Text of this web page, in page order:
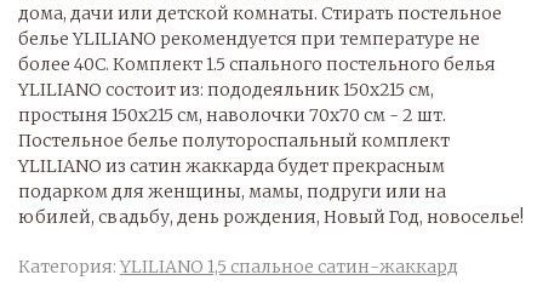
дома, дачи или детской комнаты. Стирать постельное
белье YLILIANO рекомендуется при температуре не
более 40С. Комплект 1.5 спального постельного белья
YLILIANO состоит из: пододеяльник 150х215 см,
простыня 150х215 см, наволочки 70х70 см - 2 шт.
Постельное белье полутороспальный комплект
YLILIANO из сатин жаккарда будет прекрасным
подарком для женщины, мамы, подруги или на
юбилей, свадьбу, день рождения, Новый Год, новоселье!
Категория: YLILIANO 1,5 спальное сатин-жаккард